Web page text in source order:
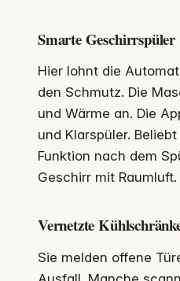
Smarte Geschirrspüler
Hier lohnt die
den Schmutz. Die
und Wärme an. Die
und Klarspüler.
Funktion nach dem
Geschirr mit
Vernetzte
Sie melden offene